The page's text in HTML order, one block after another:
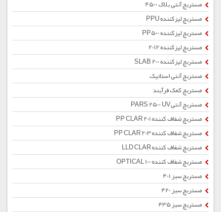
مستربچ آنتی بلاک 4500
مستربچ لیزکننده PPU
مستربچ لیزکننده PP500
مستربچ لیزکننده 2012
مستربچ لیزکننده SLAB 200
مستربچ آنتی استاتیک
مستربچ کمک فرآیند
مستربچ آنتیPARS 2500 UV
مستربچ شفاف کننده PP CLAR 201
مستربچ شفاف کننده PP CLAR 203
مستربچ شفاف کننده LLD CLAR
مستربچ شفاف کننده OPTICAL 100
مستربچ سبز 401
مستربچ سبز 420
مستربچ سبز 435